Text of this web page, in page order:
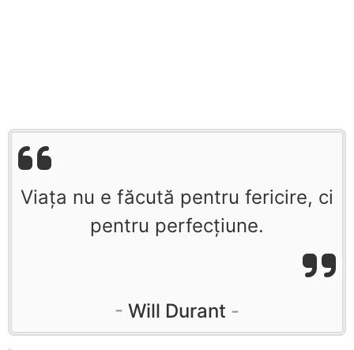
Viaţa nu e făcută pentru fericire, ci
pentru perfecţiune.
Will Durant